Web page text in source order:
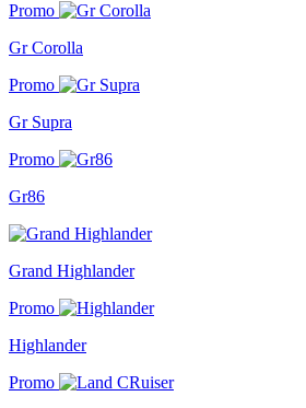
Promo
Gr Corolla
Promo
Gr Supra
Promo
Gr86
Grand Highlander
Promo
Highlander
Promo